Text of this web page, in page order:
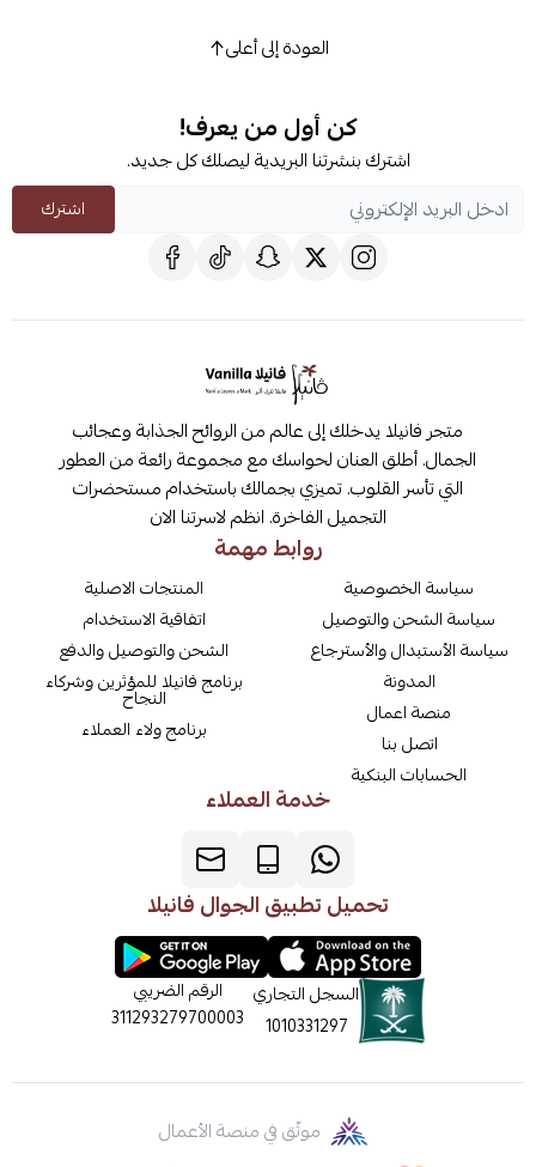
العودة إلى أعلى
كن أول من يعرف!
اشترك بنشرتنا البريدية ليصلك كل جديد.
اشترك
متجر فانيلا يدخلك إلى عالم من الروائح الجذابة وعجائب
الجمال. أطلق العنان لحواسك مع مجموعة رائعة من العطور
التي تأسر القلوب. تميزي بجمالك باستخدام مستحضرات
التجميل الفاخرة. انظم لاسرتنا الان
روابط مهمة
سياسة الخصوصية
سياسة الشحن والتوصيل
سياسة الأستبدال والأسترجاع
المدونة
منصة اعمال
اتصل بنا
الحسابات البنكية
المنتجات الاصلية
اتفاقية الاستخدام
الشحن والتوصيل والدفع
برنامج فانيلا للمؤثرين وشركاء
النجاح
برنامج ولاء العملاء
خدمة العملاء
تحميل تطبيق الجوال فانيلا
السجل التجاري
1010331297
الرقم الضريبي
311293279700003
موثّق في منصة الأعمال